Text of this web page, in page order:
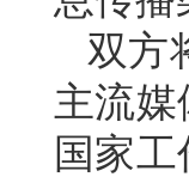
双方
主流
国家